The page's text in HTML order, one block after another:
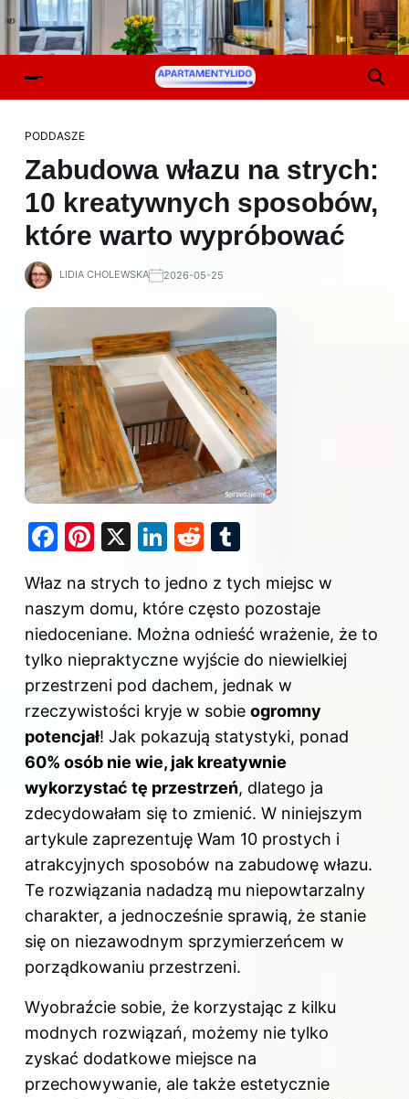
PODDASZE
Zabudowa włazu na strych:
10 kreatywnych sposobów,
które warto wypróbować
LIDIA CHOLEWSKA 2026-05-25
F
c
e
b
o
o
k
Pi
er
e
st
X
Li
k
e
dI
n
R
d
di
t
m
bl
r
Właz na strych to jedno z tych miejsc w
naszym domu, które często pozostaje
niedoceniane. Można odnieść wrażenie, że to
tylko niepraktyczne wyjście do niewielkiej
przestrzeni pod dachem, jednak w
rzeczywistości kryje w sobie ogromny
potencjał! Jak pokazują statystyki, ponad
60% osób nie wie, jak kreatywnie
wykorzystać tę przestrzeń, dlatego ja
zdecydowałam się to zmienić. W niniejszym
artykule zaprezentuję Wam 10 prostych i
atrakcyjnych sposobów na zabudowę włazu.
Te rozwiązania nadadzą mu niepowtarzalny
charakter, a jednocześnie sprawią, że stanie
się on niezawodnym sprzymierzeńcem w
porządkowaniu przestrzeni.
Wyobraźcie sobie, że korzystając z kilku
modnych rozwiązań, możemy nie tylko
zyskać dodatkowe miejsce na
przechowywanie, ale także estetycznie